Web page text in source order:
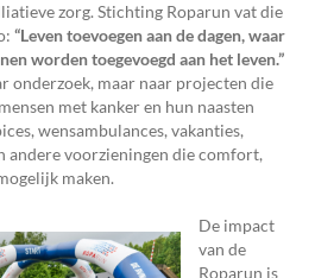
zorg. Stichting Roparun vat die
“Leven toevoegen aan de dagen, waar
worden toegevoegd aan het leven.”
onderzoek, maar naar projecten die
met kanker en hun naasten
wensambulances, vakanties,
andere voorzieningen die comfort,
maken.
De impact
van de
Roparun is